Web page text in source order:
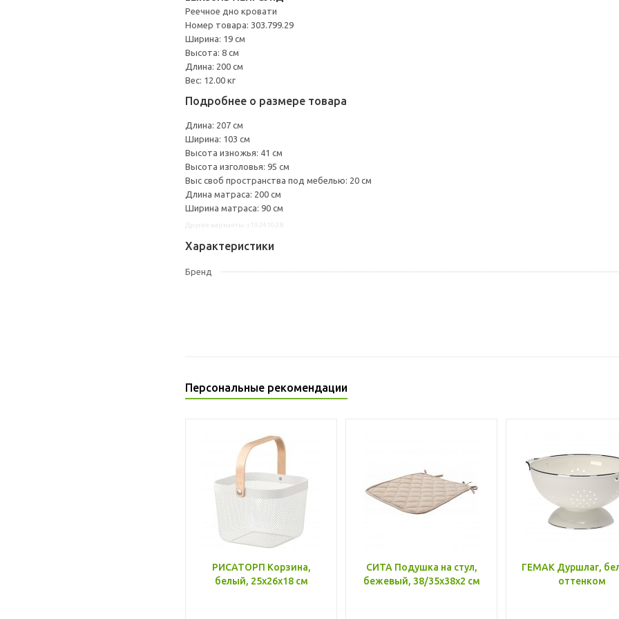
Реечное дно кровати
Номер товара: 303.799.29
Ширина: 19 см
Высота: 8 см
Длина: 200 см
Вес: 12.00 кг
Подробнее о размере товара
Длина: 207 см
Ширина: 103 см
Высота изножья: 41 см
Высота изголовья: 95 см
Выс своб пространства под мебелью: 20 см
Длина матраса: 200 см
Ширина матраса: 90 см
Характеристики
Бренд
Персональные рекомендации
РИСАТОРП Корзина,
белый, 25x26x18 см
СИТА Подушка на стул,
бежевый, 38/35x38x2 см
ГЕМАК Дуршлаг,
оттенком